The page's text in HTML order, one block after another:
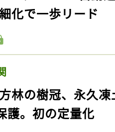
化で一歩リード
方林の樹冠、永久
護。初の定量化